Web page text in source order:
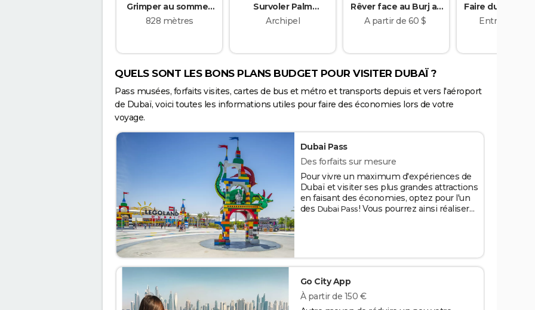
Grimper au sommet
Burj Khalifa
828 mètres
Survoler Palm
Jumeirah
Archipel
Rêver face au Burj al-
Arab
A partir de 60 $
Faire du lèche-
au Dubai Mall
Entrée gratuite
QUELS SONT LES BONS PLANS BUDGET POUR VISITER DUBAÏ ?
Pass musées, forfaits visites, cartes de bus et métro et transports depuis et vers l'aéroport
de Dubaï, voici toutes les informations utiles pour faire des économies lors de votre
voyage.
Dubai Pass
Des forfaits sur mesure
Pour vivre un maximum d'expériences de
Dubaï et visiter ses plus grandes attractions
en faisant des économies, optez pour l'un
des Dubai Pass! Vous pourrez ainsi réaliser
profiter de ses meilleurs parcs d'attractions.
Crédits : Umar Shariff/Shutterstock
Go City App
À partir de 150 €